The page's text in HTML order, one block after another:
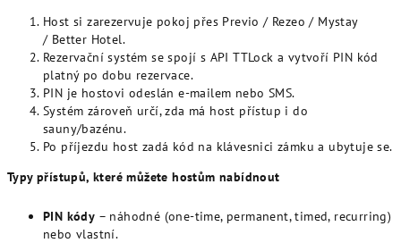
Host si zarezervuje pokoj přes Previo / Rezeo / Mystay
/ Better Hotel.
Rezervační systém se spojí s API TTLock a vytvoří PIN kód
platný po dobu rezervace.
PIN je hostovi odeslán e-mailem nebo SMS.
Systém zároveň určí, zda má host přístup i do
sauny/bazénu.
Po příjezdu host zadá kód na klávesnici zámku a ubytuje se.
Typy přístupů, které můžete hostům nabídnout
PIN kódy – náhodné (one-time, permanent, timed, recurring)
nebo vlastní.